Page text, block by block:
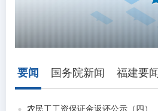
要闻 国务院新闻 福建要
农民工工资保证金返还公示（四）